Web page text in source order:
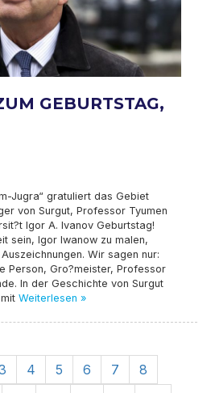
GEBURTSTAG,
Jugra“ gratuliert das Gebiet
von Surgut, Professor Tyumen
Igor A. Ivanov Geburtstag!
sein, Igor Iwanow zu malen,
Wir sagen nur:
Person, Gro?meister, Professor
In der Geschichte von Surgut
Weiterlesen »
4 5 6 7
8